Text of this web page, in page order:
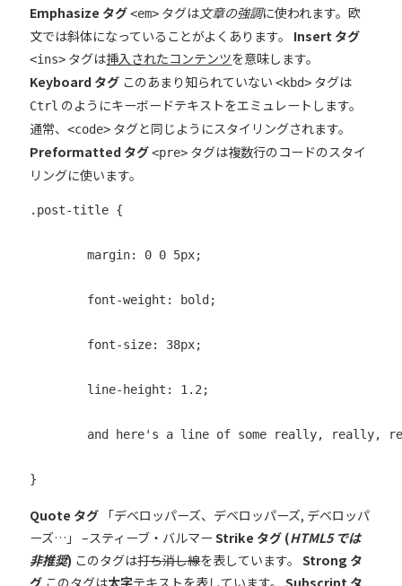
Emphasize タグ <em> タグは文章の強調に使われます。欧
文では斜体になっていることがよくあります。
Insert タグ
<ins> タグは挿入されたコンテンツを意味します。
Keyboard タグ このあまり知られていない<kbd> タグは
Ctrl のようにキーボードテキストをエミュレートします。
通常、<code> タグと同じようにスタイリングされます。
Preformatted タグ <pre> タグは複数行のコードのスタイ
リングに使います。
.post-title {
	margin: 0 0 5px;
}
Quote タグ
デベロッパーズ、デベロッパーズ, デベロッパ
ーズ…
–スティーブ・バルマー Strike タグ (HTML5 では
非推奨) このタグは打ち消し線を表しています。
Strong タ
グ このタグは太字テキストを表しています。 Subscript タ